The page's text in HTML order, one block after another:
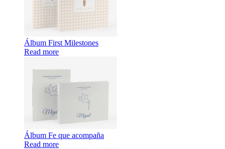
Álbum First Milestones
Read more
Álbum Fe que acompaña
Read more